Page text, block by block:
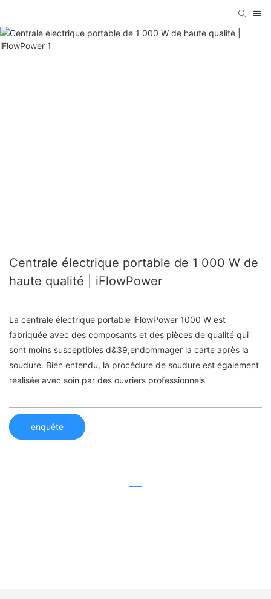
Centrale électrique portable de 1 000 W de
haute qualité | iFlowPower
La centrale électrique portable iFlowPower 1000 W est
fabriquée avec des composants et des pièces de qualité qui
sont moins susceptibles d&39;endommager la carte après la
soudure. Bien entendu, la procédure de soudure est également
réalisée avec soin par des ouvriers professionnels
enquête